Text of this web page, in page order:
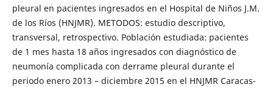
pleural en pacientes ingresados en el Hospital de Niños J.M.
de los Ríos (HNJMR). METODOS: estudio descriptivo,
transversal, retrospectivo. Población estudiada: pacientes
de 1 mes hasta 18 años ingresados con diagnóstico de
neumonía complicada con derrame pleural durante el
periodo enero 2013 – diciembre 2015 en el HNJMR Caracas-